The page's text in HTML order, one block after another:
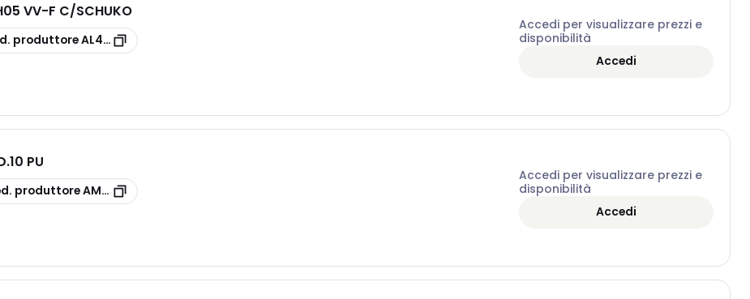
VV-F C/SCHUKO
produttoreAL41/315/B GS
Accedi per visualizzare prezzi e
disponibilità
Accedi
PU
produttoreAM85/10
Accedi per visualizzare prezzi e
disponibilità
Accedi